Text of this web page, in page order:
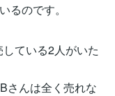
るのです。
ている2人がいた
さんは全く売れな